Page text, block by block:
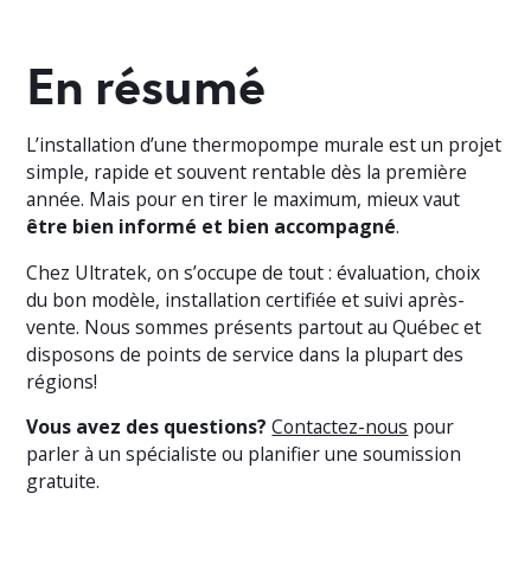
En résumé
L’installation d’une thermopompe murale est un projet
simple, rapide et souvent rentable dès la première
année. Mais pour en tirer le maximum, mieux vaut
être bien informé et bien accompagné.
Chez Ultratek, on s’occupe de tout : évaluation, choix
du bon modèle, installation certifiée et suivi après-
vente. Nous sommes présents partout au Québec et
disposons de points de service dans la plupart des
régions!
Vous avez des questions? Contactez-nous pour
parler à un spécialiste ou planifier une soumission
gratuite.